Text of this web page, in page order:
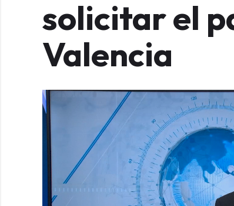
solicitar el
Valencia